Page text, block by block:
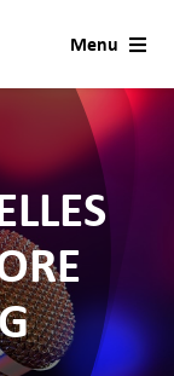
Menu